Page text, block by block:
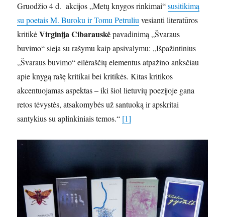
Gruodžio 4 d. akcijos „Metų knygos rinkimai“susitikimą
su poetais M. Buroku ir Tomu Petruliu vesianti literatūros
kritikėVirginija Cibarauskėpavadinimą „Švaraus
buvimo“ sieja su rašymu kaip apsivalymu: „Išpažintinius
„Švaraus buvimo“ eilėraščių elementus atpažino anksčiau
apie knygą rašę kritikai bei kritikės. Kitas kritikos
akcentuojamas aspektas – iki šiol lietuvių poezijoje gana
retos tėvystės, atsakomybės už santuoką ir apskritai
santykius su aplinkiniais temos.“ [1]